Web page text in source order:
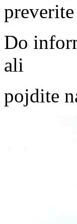
Do
ali
pojdite